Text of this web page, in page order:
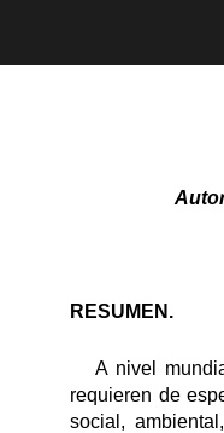
RESUMEN.
A nivel
requieren de
social,